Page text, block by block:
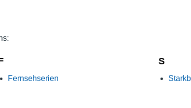
Fernsehserien
S